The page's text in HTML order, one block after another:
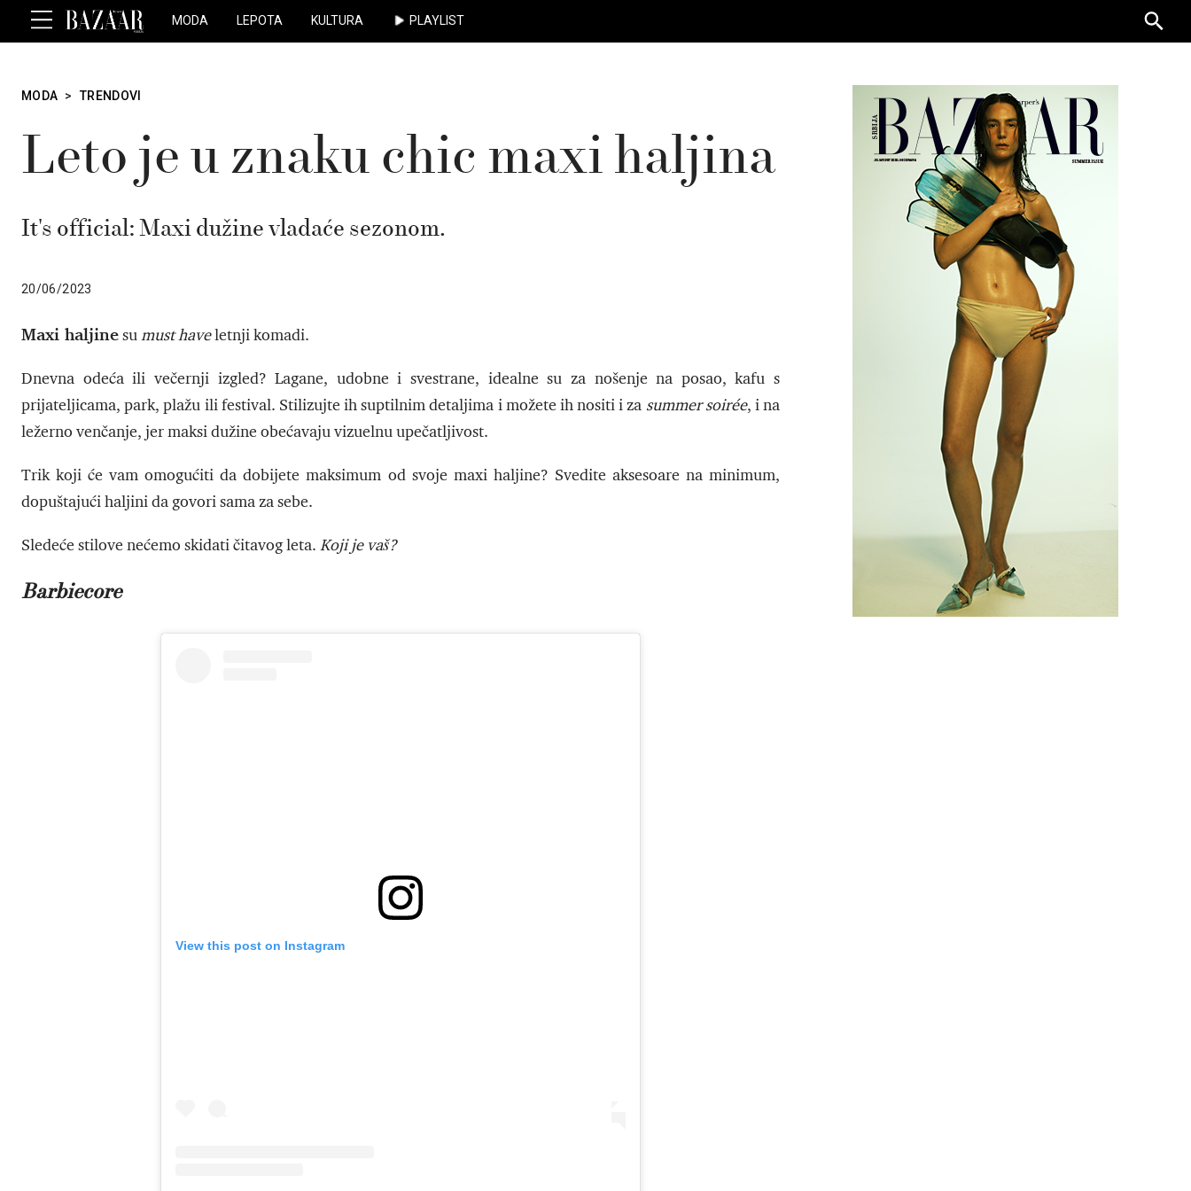
MODA LEPOTA KULTURA PLAYLIST
for:
MODA > TRENDOVI
Leto je u znaku chic maxi haljina
It's official: Maxi dužine vladaće sezonom.
20/06/2023
Maxi haljinesumust haveletnji komadi.
Dnevna odeća ili večernji izgled? Lagane, udobne i svestrane, idealne su za nošenje na posao, kafu s
prijateljicama, park, plažu ili festival. Stilizujte ih suptilnim detaljima i možete ih nositi i za summer soirée, i na
ležerno venčanje, jer maksi dužine obećavaju vizuelnu upečatljivost.
Trik koji će vam omogućiti da dobijete maksimum od svoje maxi haljine? Svedite aksesoare na minimum,
dopuštajući haljini da govori sama za sebe.
Sledeće stilove nećemo skidati čitavog leta. Koji je vaš?
Barbiecore
View this post on Instagram